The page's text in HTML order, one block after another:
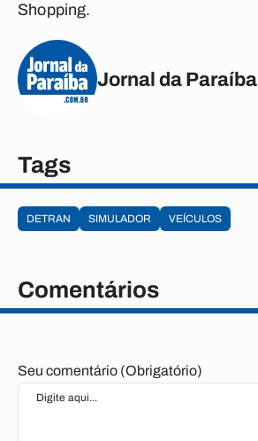
Shopping.
Jornal da Paraíba
Tags
DETRAN SIMULADOR VEÍCULOS
Comentários
Seu comentário (Obrigatório)